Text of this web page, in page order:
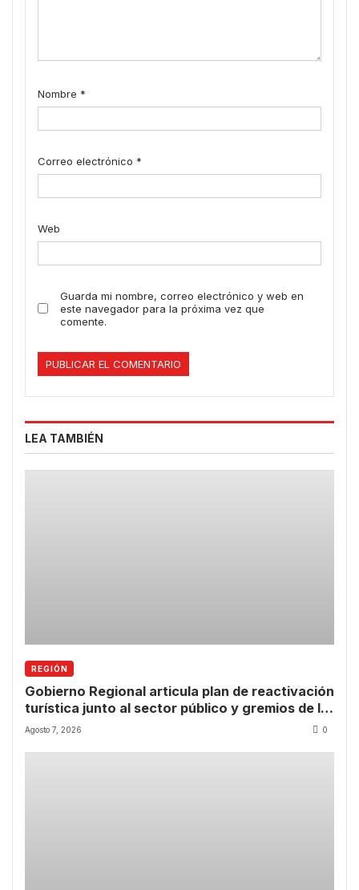
Nombre *
Correo electrónico *
Web
Guarda mi nombre, correo electrónico y web en
este navegador para la próxima vez que
comente.
LEA TAMBIÉN
REGIÓN
Gobierno Regional articula plan de reactivación
turística junto al sector público y gremios de la
Región de Coquimbo
Agosto 7, 2026 0